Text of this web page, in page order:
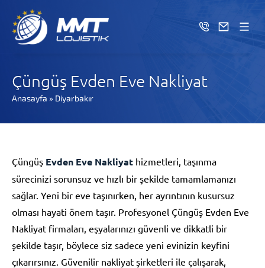
Çüngüş Evden Eve Nakliyat
Anasayfa » Diyarbakır
Çüngüş Evden Eve Nakliyat hizmetleri, taşınma
sürecinizi sorunsuz ve hızlı bir şekilde tamamlamanızı
sağlar. Yeni bir eve taşınırken, her ayrıntının kusursuz
olması hayati önem taşır. Profesyonel Çüngüş Evden Eve
Nakliyat firmaları, eşyalarınızı güvenli ve dikkatli bir
şekilde taşır, böylece siz sadece yeni evinizin keyfini
çıkarırsınız. Güvenilir nakliyat şirketleri ile çalışarak,